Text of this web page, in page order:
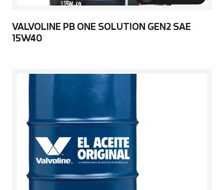
VALVOLINE PB ONE SOLUTION GEN2 SAE
15W40